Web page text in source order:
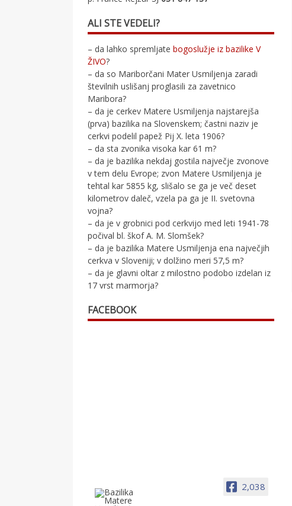
ALI STE VEDELI?
– da lahko spremljatebogoslužje iz bazilike V
ŽIVO?
– da so Mariborčani Mater Usmiljenja zaradi
številnih uslišanj proglasili za zavetnico
Maribora?
– da je cerkev Matere Usmiljenja najstarejša
(prva) bazilika na Slovenskem; častni naziv je
cerkvi podelil papež Pij X. leta 1906?
– da sta zvonika visoka kar 61 m?
– da je bazilika nekdaj gostila največje zvonove
v tem delu Evrope; zvon Matere Usmiljenja je
tehtal kar 5855 kg, slišalo se ga je več deset
kilometrov daleč, vzela pa ga je II. svetovna
vojna?
– da je v grobnici pod cerkvijo med leti 1941-78
počival bl. škof A. M. Slomšek?
– da je bazilika Matere Usmiljenja ena največjih
cerkva v Sloveniji; v dolžino meri 57,5 m?
– da je glavni oltar z milostno podobo izdelan iz
17 vrst marmorja?
FACEBOOK
2,038